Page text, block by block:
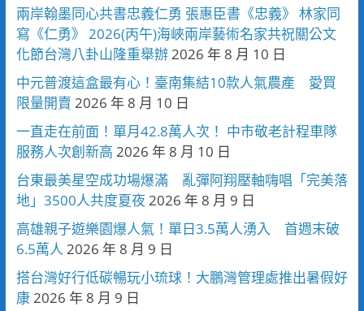
兩岸翰墨同心共書忠義仁勇 張惠臣書《忠義》 林家同
寫《仁勇》 2026(丙午)海峽兩岸藝術名家共祝關公文
化節台灣八卦山隆重舉辦 2026 年 8 月 10 日
中元普渡這盒最有心！臺南集結10款人氣農產 愛買
限量開賣 2026 年 8 月 10 日
一直走在前面！單月42.8萬人次！ 中市敬老計程車隊
服務人次創新高 2026 年 8 月 10 日
台東最美星空成功場爆滿 亂彈阿翔壓軸嗨唱「完美落
地」3500人共度夏夜 2026 年 8 月 9 日
高雄親子遊樂園爆人氣！單日3.5萬人湧入 首週末破
6.5萬人 2026 年 8 月 9 日
搭台灣好行低碳暢玩小琉球！大鵬灣管理處推出暑假好
康 2026 年 8 月 9 日